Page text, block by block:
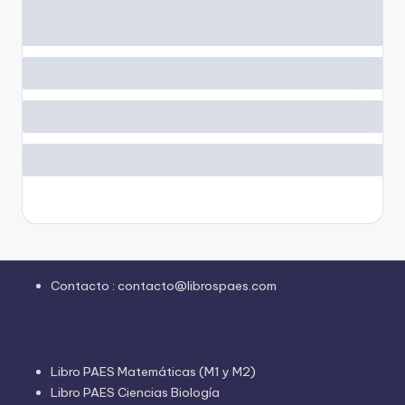
Contacto : contacto@librospaes.com
Libro PAES Matemáticas (M1 y M2)
Libro PAES Ciencias Biología